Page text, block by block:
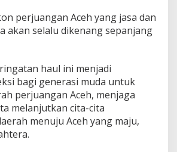
perjuangan Aceh yang jasa dan
akan selalu dikenang sepanjang
haul ini menjadi
bagi generasi muda untuk
perjuangan Aceh, menjaga
melanjutkan cita-cita
menuju Aceh yang maju,